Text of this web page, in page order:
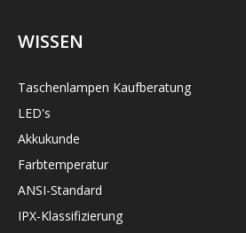
WISSEN
Taschenlampen Kaufberatung
LED's
Akkukunde
Farbtemperatur
ANSI-Standard
IPX-Klassifizierung